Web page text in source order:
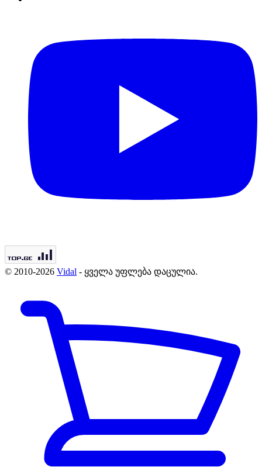
© 2010-2026 Vidal - ყველა უფლება დაცულია.